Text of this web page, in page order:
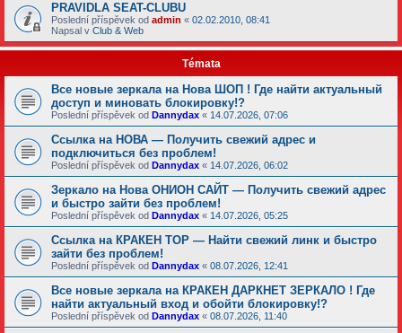
PRAVIDLA SEAT-CLUBU
Poslední příspěvek od admin « 02.02.2010, 08:41
Napsal v Club & Web
Témata
Все новые зеркала на Нова ШОП ! Где найти актуальный
доступ и миновать блокировку!?
Poslední příspěvek od Dannydax « 14.07.2026, 07:06
Ссылка на НОВА — Получить свежий адрес и
подключиться без проблем!
Poslední příspěvek od Dannydax « 14.07.2026, 06:02
Зеркало на Нова ОНИОН САЙТ — Получить свежий адрес
и быстро зайти без проблем!
Poslední příspěvek od Dannydax « 14.07.2026, 05:25
Ссылка на КРАКЕН ТОР — Найти свежий линк и быстро
зайти без проблем!
Poslední příspěvek od Dannydax « 08.07.2026, 12:41
Все новые зеркала на КРАКЕН ДАРКНЕТ ЗЕРКАЛО ! Где
найти актуальный вход и обойти блокировку!?
Poslední příspěvek od Dannydax « 08.07.2026, 11:40